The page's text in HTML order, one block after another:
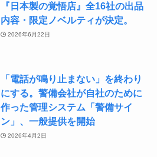
『日本製の覚悟店』全16社の出品
内容・限定ノベルティが決定。
2026年6月22日
「電話が鳴り止まない」を終わり
にする。警備会社が自社のために
作った管理システム「警備サイ
ン」、一般提供を開始
2026年4月2日